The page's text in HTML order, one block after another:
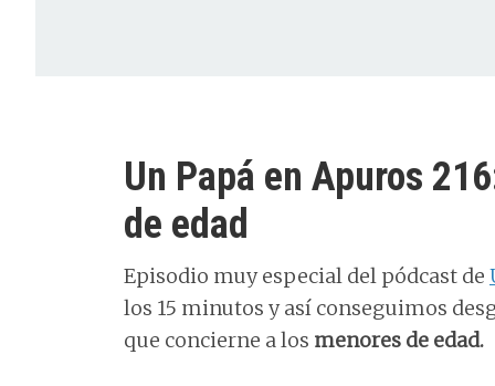
Un Papá en Apuros
de edad
Episodio muy especial del pódcast de
los 15 minutos y así conseguimos
que concierne a los menores de edad.